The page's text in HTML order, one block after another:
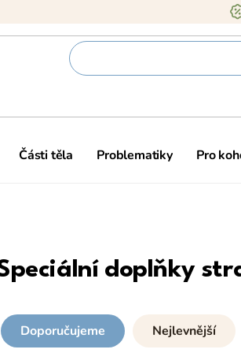
Části těla Problematiky Pro
doplňky
Doporučujeme Nejlevnější